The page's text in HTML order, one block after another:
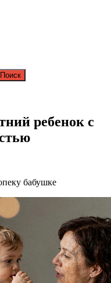
ребенок с
бабушке